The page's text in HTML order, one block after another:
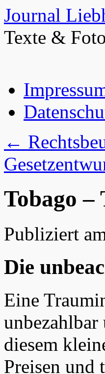
Journal
Texte &
Inhalt
springen
←
Tobago
Publiziert
Die
Eine
diesem
Preisen und